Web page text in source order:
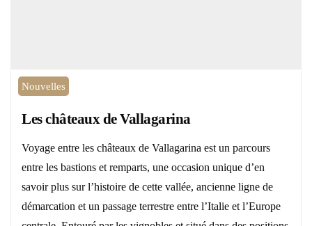
Nouvelles
Les châteaux de Vallagarina
Voyage entre les châteaux de Vallagarina est un parcours
entre les bastions et remparts, une occasion unique d’en
savoir plus sur l’histoire de cette vallée, ancienne ligne de
démarcation et un passage terrestre entre l’Italie et l’Europe